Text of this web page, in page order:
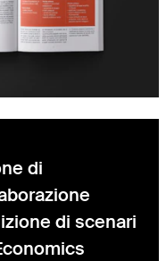
di
di scenari